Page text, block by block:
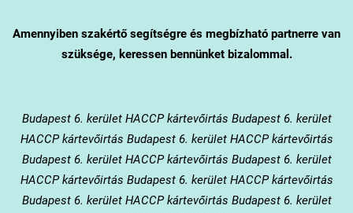
Amennyiben szakértő segítségre és megbízható partnerre van
szüksége, keressen bennünket bizalommal.
Budapest 6. kerületHACCP kártevőirtás Budapest 6. kerület
HACCP kártevőirtás Budapest 6. kerület HACCP kártevőirtás
Budapest 6. kerület HACCP kártevőirtás Budapest 6. kerület
HACCP kártevőirtás Budapest 6. kerület HACCP kártevőirtás
Budapest 6. kerület HACCP kártevőirtás Budapest 6. kerület